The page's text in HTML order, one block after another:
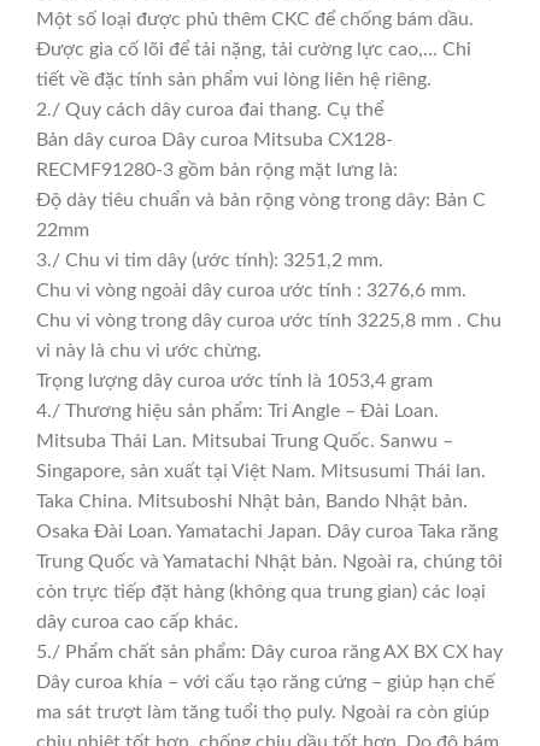
Một số loại được phủ thêm CKC để chống bám dầu.
Được gia cố lõi để tải nặng, tải cường lực cao,… Chi
tiết về đặc tính sản phẩm vui lòng liên hệ riêng.
2./ Quy cách dây curoa đai thang. Cụ thể
Bản dây curoa Dây curoa Mitsuba CX128-
RECMF91280-3 gồm bản rộng mặt lưng là:
Độ dày tiêu chuẩn và bản rộng vòng trong dây: Bản C
22mm
3./ Chu vi tim dây (ước tính): 3251,2 mm.
Chu vi vòng ngoài dây curoa ước tính : 3276,6 mm.
Chu vi vòng trong dây curoa ước tính 3225,8 mm . Chu
vi này là chu vi ước chừng.
Trọng lượng dây curoa ước tính là 1053,4 gram
4./ Thương hiệu sản phẩm: Tri Angle – Đài Loan.
Mitsuba Thái Lan. Mitsubai Trung Quốc. Sanwu –
Singapore, sản xuất tại Việt Nam. Mitsusumi Thái lan.
Taka China. Mitsuboshi Nhật bản, Bando Nhật bản.
Osaka Đài Loan. Yamatachi Japan. Dây curoa Taka răng
Trung Quốc và Yamatachi Nhật bản. Ngoài ra, chúng tôi
còn trực tiếp đặt hàng (không qua trung gian) các loại
dây curoa cao cấp khác.
5./ Phẩm chất sản phẩm: Dây curoa răng AX BX CX hay
Dây curoa khía – với cấu tạo răng cứng – giúp hạn chế
ma sát trượt làm tăng tuổi thọ puly. Ngoài ra còn giúp
chịu nhiệt tốt hơn, chống chịu dầu tốt hơn. Do độ bám